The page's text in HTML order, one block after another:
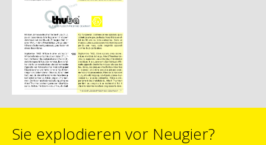
Sie explodieren vor Neugier?